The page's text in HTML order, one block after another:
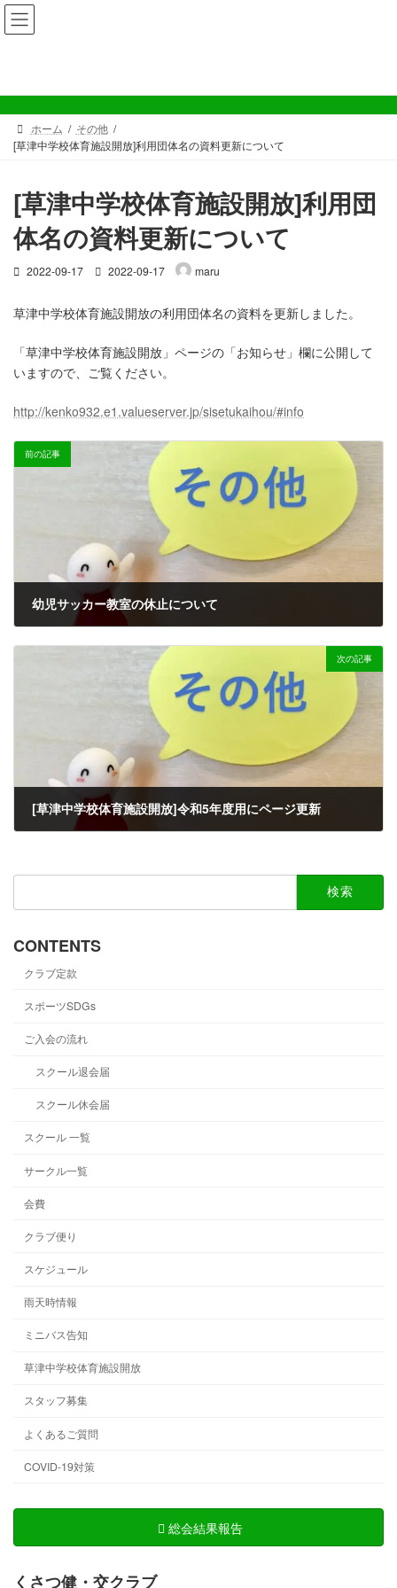
コ
ン
へ
ス
ナ
ビ
ョ
ン
ホーム
その他
[草津中学校体育施設開放]利用団体名の資料更新について
[草津中学校体育施設開放]利用団
体名の資料更新について
2022-09-17
最
新
時
:
2022-09-17 maru
草津中学校体育施設開放の利用団体名の資料を更新しました。
「草津中学校体育施設開放」ページの「お知らせ」欄に公開して
いますので、ご覧ください。
http://kenko932.e1.valueserver.jp/sisetukaihou/#info
前の記事
幼児サッカー教室の休止について
次の記事
[草津中学校体育施設開放]令和5年度用にページ更新
検
CONTENTS
クラブ定款
スポーツSDGs
ご入会の流れ
スクール退会届
スクール休会届
スクール 一覧
サークル一覧
会費
クラブ便り
スケジュール
雨天時情報
ミニバス告知
草津中学校体育施設開放
スタッフ募集
よくあるご質問
COVID-19対策
総会結果報告
くさつ健・交クラブ